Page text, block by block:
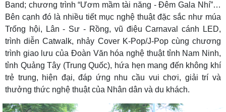
Band; chương trình “Ươm mầm tài năng - Đêm Gala Nhí”…
Bên cạnh đó là nhiều tiết mục nghệ thuật đặc sắc như múa
Trống hội, Lân - Sư - Rồng, vũ điệu Carnaval cánh LED,
trình diễn Catwalk, nhảy Cover K-Pop/J-Pop cùng chương
trình giao lưu của Đoàn Văn hóa nghệ thuật tỉnh Nam Ninh,
tỉnh Quảng Tây (Trung Quốc), hứa hẹn mang đến không khí
trẻ trung, hiện đại, đáp ứng nhu cầu vui chơi, giải trí và
thưởng thức nghệ thuật của Nhân dân và du khách.